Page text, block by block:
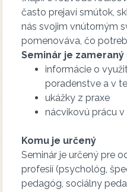
často prejaví smútok,
nás svojim vnútorným
pomenováva, čo
Seminár je zameraný
informácie o
poradenstve a v
ukážky z praxe
nácvikovú prácu v
Komu je určený
Seminár je určený pre
profesií (psychológ,
pedagóg, sociálny